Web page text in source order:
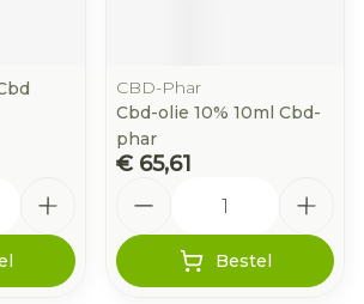
CBD-Phar
Cbd-olie 10% 10ml Cbd-
phar
€ 65,61
Bestel